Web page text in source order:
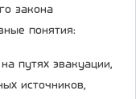
закона
понятия:
путях эвакуации,
источников,